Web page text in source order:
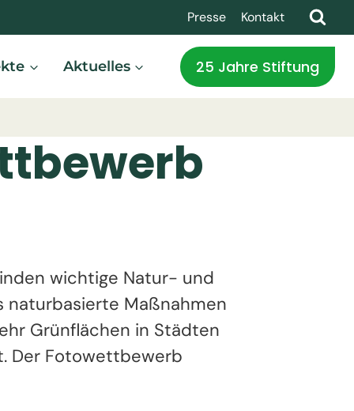
Presse Kontakt
Aktuelles 25 Jahre Stiftung
wichtige Natur- und
naturbasierte Maßnahmen
Grünflächen in Städten
Der Fotowettbewerb